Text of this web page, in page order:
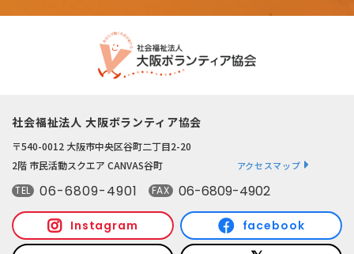
社会福祉法人 大阪ボランティア協会
〒540-0012 大阪市中央区谷町二丁目2-20
2階 市民活動スクエア CANVAS谷町
アクセスマップ
TEL 06-6809-4901 FAX 06-6809-4902
Instagram facebook